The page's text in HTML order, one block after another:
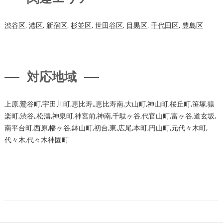
渋谷区, 港区, 新宿区, 杉並区, 世田谷区, 目黒区, 千代田区, 豊島区
対応地域
上原,鶯谷町,宇田川町,恵比寿,,恵比寿南,大山町,神山町,桜丘町,笹塚,猿
楽町,渋谷,,松濤,神泉町,神宮前,神南,千駄ヶ谷,代官山町,富ヶ谷,道玄坂,
南平台町,西原,幡ヶ谷,鉢山町,初台,東,広尾,本町,円山町,元代々木町,
代々木,代々木神園町